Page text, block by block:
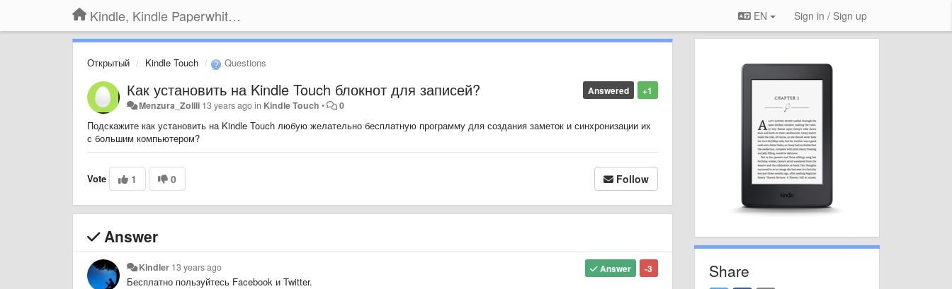
Kindle, Kindle Paperwhite, Kindle Voyage EN Sign in / Sign up
Открытый Kindle Touch Questions
+1
Answered
Как установить на Kindle Touch блокнот для записей?
Menzura_Zolili 13 years agoin Kindle Touch • 0
Подскажите как установить на Kindle Touch любую желательно бесплатную программу для создания заметок и синхронизации их
с большим компьютером?
Vote 1 0 Follow
Answer
-3
Answer
Kindler 13 years ago
Бесплатно пользуйтесь Facebook и Twitter.
Share